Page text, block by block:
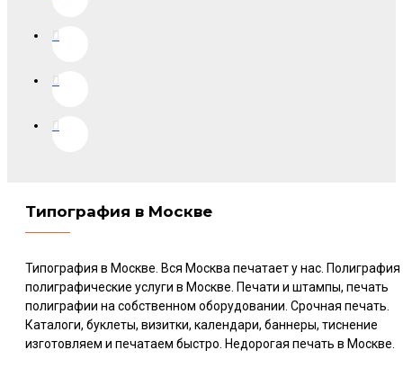
Типография в Москве
Типография в Москве. Вся Москва печатает у нас. Полиграфия
полиграфические услуги в Москве. Печати и штампы, печать
полиграфии на собственном оборудовании. Срочная печать.
Каталоги, буклеты, визитки, календари, баннеры, тиснение
изготовляем и печатаем быстро. Недорогая печать в Москве.